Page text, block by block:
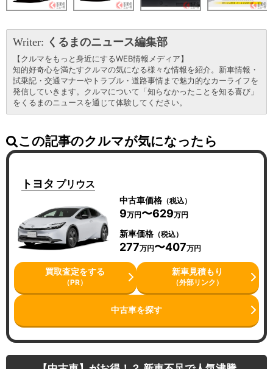
Writer: くるまのニュース編集部
【クルマをもっと身近にするWEB情報メディア】
知的好奇心を満たすクルマの気になる様々な情報を紹介。新車情報・
試乗記・交通マナーやトラブル・道路事情まで魅力的なカーライフを
発信していきます。クルマについて「知らなかったことを知る喜び」
をくるまのニュースを通じて体験してください。
この記事のクルマが気になったら
トヨタ プリウス
中古車価格（税込）
9万円〜629万円
新車価格（税込）
277万円〜407万円
買取査定をする
（PR）
新車見積もり
（外部リンク）
中古車を探す